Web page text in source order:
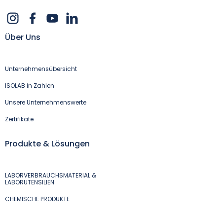
Über Uns
Unternehmensübersicht
ISOLAB in Zahlen
Unsere Unternehmenswerte
Zertifikate
Produkte & Lösungen
LABORVERBRAUCHSMATERIAL &
LABORUTENSILIEN
CHEMISCHE PRODUKTE